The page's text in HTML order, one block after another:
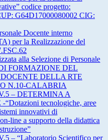
codice progetto:
G64D17000080002 CIG:
Docente interno
per la Realizzazione del
alla Selezione di Personale
FORMAZIONE DEL
DELLA RTE
N.10-CALABRIA
– DETERMINA A
tecnologiche, aree
innovativi di
line a supporto della didattica
– “Laboratorio Scientifico per